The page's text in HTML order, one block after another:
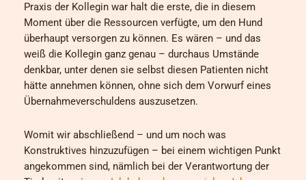
Praxis der Kollegin war halt die erste, die in diesem
Moment über die Ressourcen verfügte, um den Hund
überhaupt versorgen zu können. Es wären – und das
weiß die Kollegin ganz genau – durchaus Umstände
denkbar, unter denen sie selbst diesen Patienten nicht
hätte annehmen können, ohne sich dem Vorwurf eines
Übernahmeverschuldens auszusetzen.
Womit wir abschließend – und um noch was
Konstruktives hinzuzufügen – bei einem wichtigen Punkt
angekommen sind, nämlich bei der Verantwortung der